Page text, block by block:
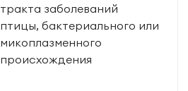
тракта заболеваний
птицы, бактериального или
микоплазменного
происхождения